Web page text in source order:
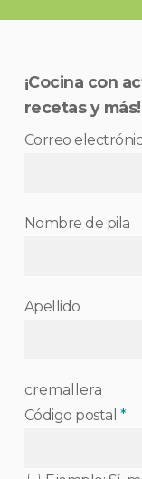
¡Cocina con
recetas y más!
Correo
Nombre de pila
Apellido
cremallera
Código postal *